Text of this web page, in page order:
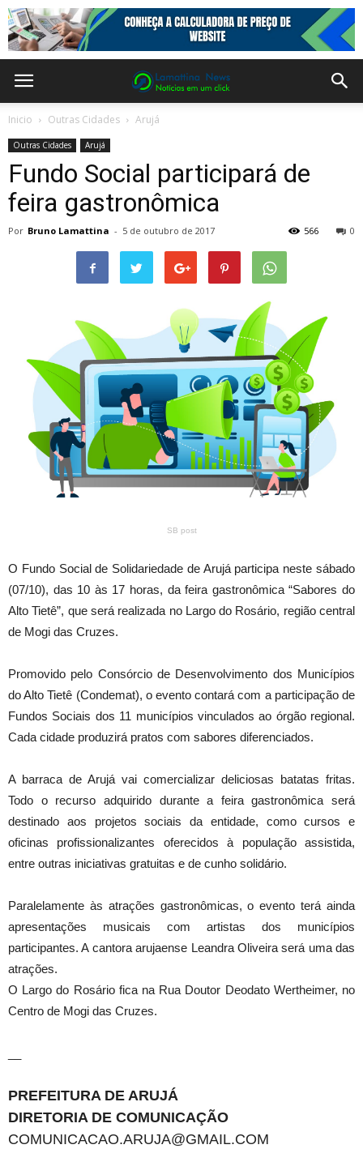
Inicio Outras Cidades Arujá
Outras Cidades Arujá
Fundo Social participará de
feira gastronômica
Por Bruno Lamattina - 5 de outubro de 2017 0
566
SB post
O Fundo Social de Solidariedade de Arujá participa neste sábado
(07/10), das 10 às 17 horas, da feira gastronômica “Sabores do
Alto Tietê”, que será realizada no Largo do Rosário, região central
de Mogi das Cruzes.
Promovido pelo Consórcio de Desenvolvimento dos Municípios
do Alto Tietê (Condemat), o evento contará com a participação de
Fundos Sociais dos 11 municípios vinculados ao órgão regional.
Cada cidade produzirá pratos com sabores diferenciados.
A barraca de Arujá vai comercializar deliciosas batatas fritas.
Todo o recurso adquirido durante a feira gastronômica será
destinado aos projetos sociais da entidade, como cursos e
oficinas profissionalizantes oferecidos à população assistida,
entre outras iniciativas gratuitas e de cunho solidário.
Paralelamente às atrações gastronômicas, o evento terá ainda
apresentações musicais com artistas dos municípios
participantes. A cantora arujaense Leandra Oliveira será uma das
atrações.
O Largo do Rosário fica na Rua Doutor Deodato Wertheimer, no
Centro de Mogi das Cruzes.​
PREFEITURA DE ARUJÁ
DIRETORIA DE COMUNICAÇÃO
COMUNICACAO.ARUJA@GMAIL.COM